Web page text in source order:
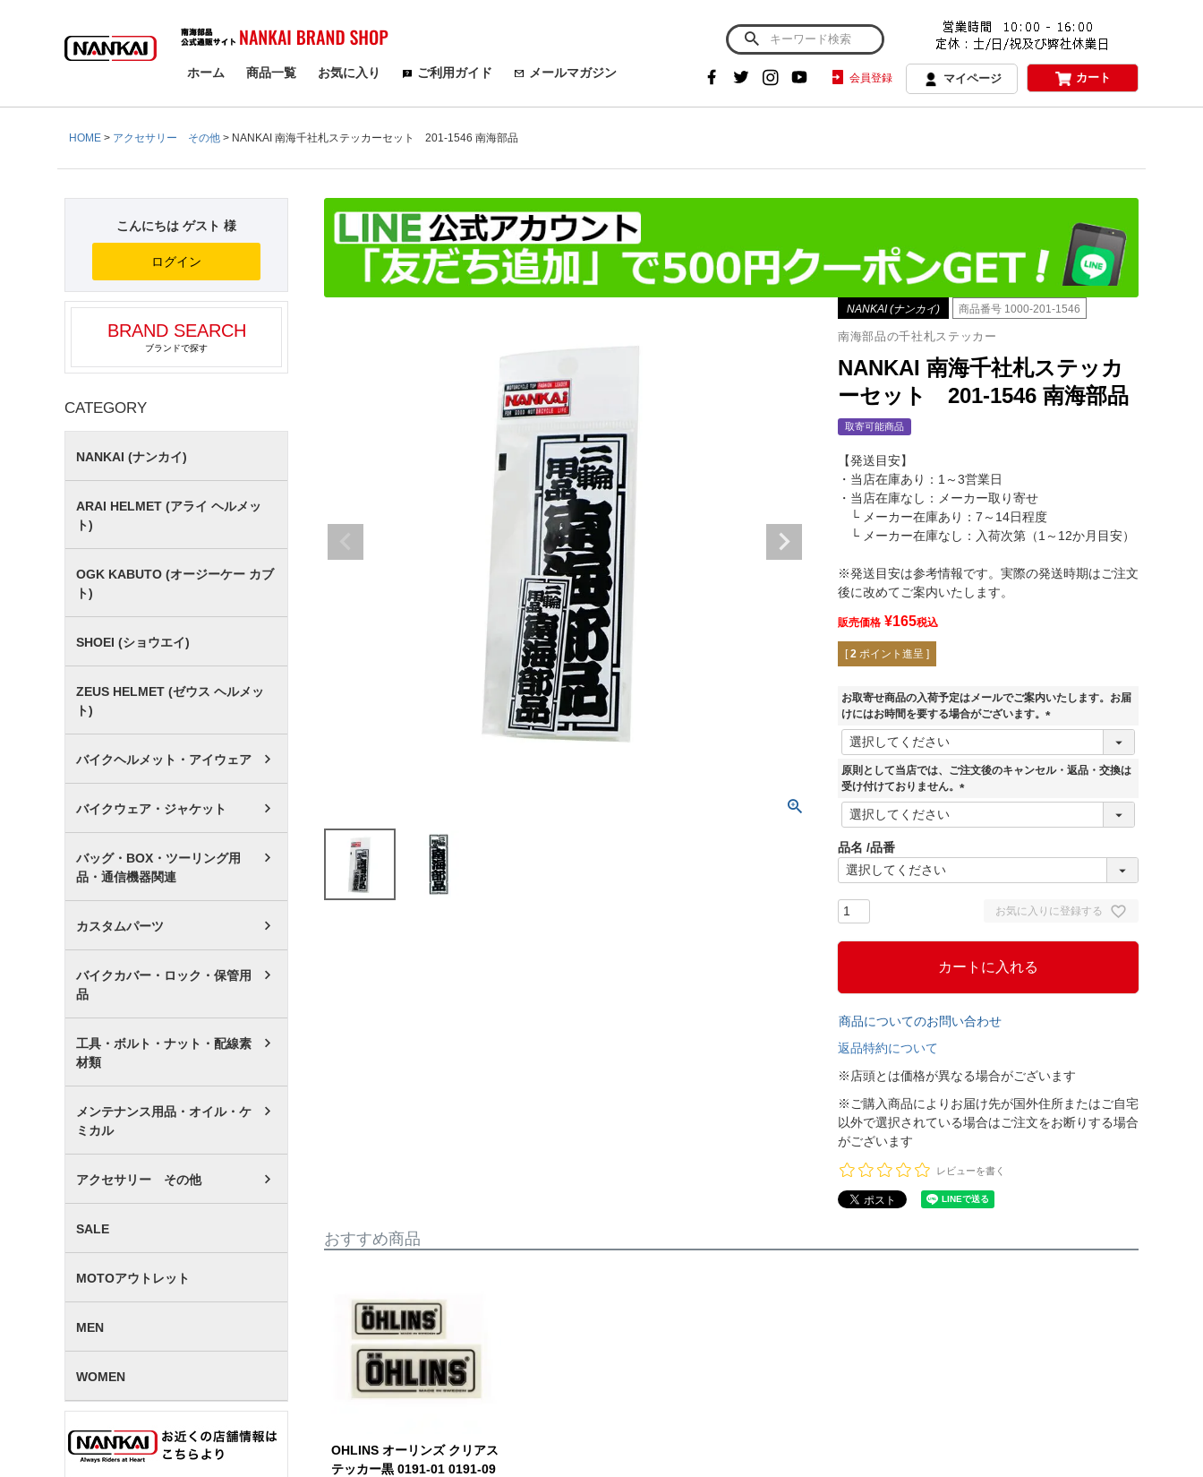
検索
ホーム 商品一覧 お気に入り ご利用ガイド メールマガジン 会員登録 マイページ カート
HOME アクセサリー その他 NANKAI 南海千社札ステッカーセット 201-1546 南海部品
こんにちは ゲスト 様
ログイン
BRAND SEARCH
ブランドで探す
CATEGORY
NANKAI (ナンカイ)
ARAI HELMET (アライ ヘルメッ
ト)
OGK KABUTO (オージーケー カブ
ト)
SHOEI (ショウエイ)
ZEUS HELMET (ゼウス ヘルメッ
ト)
バイクヘルメット・アイウェア
バイクウェア・ジャケット
バッグ・BOX・ツーリング用
品・通信機器関連
カスタムパーツ
バイクカバー・ロック・保管用
品
工具・ボルト・ナット・配線素
材類
メンテナンス用品・オイル・ケ
ミカル
アクセサリー その他
SALE
MOTOアウトレット
MEN
WOMEN
NANKAI (ナンカイ) 商品番号 1000-201-1546
南海部品の千社札ステッカー
NANKAI 南海千社札ステッカ
ーセット 201-1546 南海部品
取寄可能商品
【発送目安】
・当店在庫あり：1～3営業日
・当店在庫なし：メーカー取り寄せ
└ メーカー在庫あり：7～14日程度
└ メーカー在庫なし：入荷次第（1～12か月目安）
※発送目安は参考情報です。実際の発送時期はご注文
後に改めてご案内いたします。
販売価格 ¥165税込
[ 2 ポイント進呈 ]
お取寄せ商品の入荷予定はメールでご案内いたします。お届
けにはお時間を要する場合がございます。
(
須
原則として当店では、ご注文後のキャンセル・返品・交換は
受け付けておりません。
(
)
品名 品番
お気に入りに登録する
カートに入れる
商品についてのお問い合わせ
返品特約について
※店頭とは価格が異なる場合がございます
※ご購入商品によりお届け先が国外住所またはご自宅
以外で選択されている場合はご注文をお断りする場合
がございます
レビューを書く
おすすめ商品
OHLINS オーリンズ クリアス
テッカー黒 0191-01 0191-09